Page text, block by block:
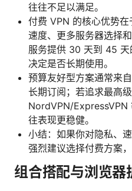
往往不足以满足。
付费 VPN 的核心优势
速度、更多服务器选择
服务提供 30 天到 45
决定是否长期使用。
预算友好型方案通常来
长期订阅；若追求最高
NordVPN/ExpressVPN
往表现更稳健。
小结：如果你对隐私、
强烈建议选择付费方案
组合搭配与浏览器